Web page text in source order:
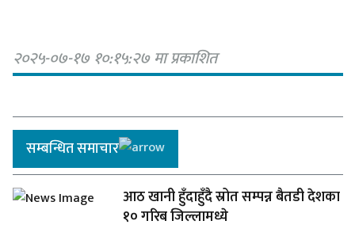
२०२५-०७-१७ १०:१५:२७ मा प्रकाशित
सम्बन्धित समाचार
आठ खानी हुँदाहुँदै स्रोत सम्पन्न बैतडी देशका
१० गरिब जिल्लामध्ये